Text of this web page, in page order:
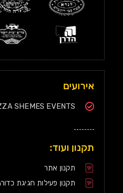
אירועים
SHEMES EVENTS
תקנון ועוד:
תקנון אתר
תקנון פעילות חגיגת